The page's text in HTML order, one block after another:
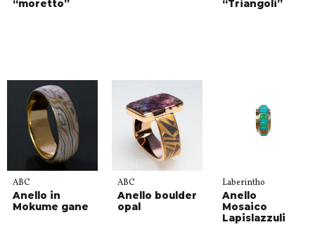
“moretto” “Triangoli”
ABC
Anello in
Mokume gane
ABC
Anello boulder
opal
Laberintho
Anello
Mosaico
Lapislazzuli